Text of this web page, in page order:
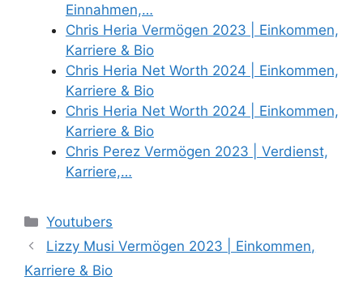
Einnahmen,…
Chris Heria Vermögen 2023 | Einkommen,
Karriere & Bio
Chris Heria Net Worth 2024 | Einkommen,
Karriere & Bio
Chris Heria Net Worth 2024 | Einkommen,
Karriere & Bio
Chris Perez Vermögen 2023 | Verdienst,
Karriere,…
Categories
Youtubers
Lizzy Musi Vermögen 2023 | Einkommen,
Karriere & Bio